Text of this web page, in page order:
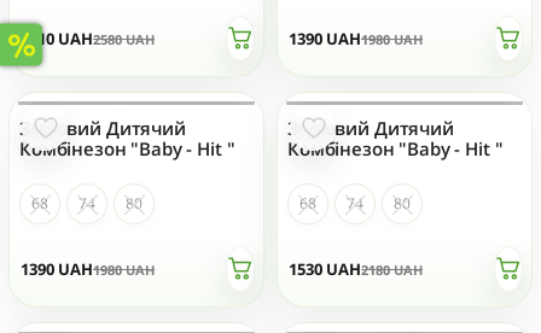
1810 UAH2580UAH 1390 UAH1980UAH
НЕМАЄ НА СКЛАДІ
1390 UAH1980UAH
Зимовий Дитячий
Комбінезон "Baby - Hit "
68 74 80
НЕМАЄ НА СКЛАДІ
1530 UAH2180UAH
Зимовий Дитячий
Комбінезон "Baby - Hit "
68 74 80